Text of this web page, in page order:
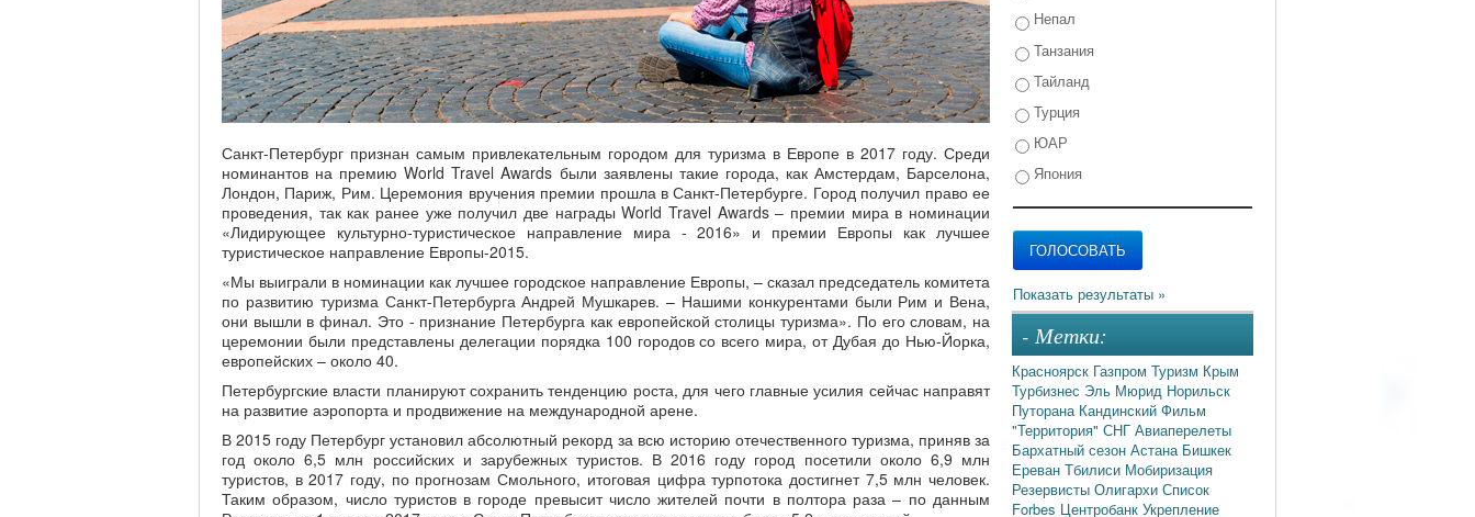
Санкт-Петербург признан самым привлекательным городом для туризма в Европе в 2017 году. Среди
номинантов на премию World Travel Awards были заявлены такие города, как Амстердам, Барселона,
Лондон, Париж, Рим. Церемония вручения премии прошла в Санкт-Петербурге. Город получил право ее
проведения, так как ранее уже получил две награды World Travel Awards – премии мира в номинации
«Лидирующее культурно-туристическое направление мира - 2016» и премии Европы как лучшее
туристическое направление Европы-2015.
«Мы выиграли в номинации как лучшее городское направление Европы, – сказал председатель комитета
по развитию туризма Санкт-Петербурга Андрей Мушкарев. – Нашими конкурентами были Рим и Вена,
они вышли в финал. Это - признание Петербурга как европейской столицы туризма». По его словам, на
церемонии были представлены делегации порядка 100 городов со всего мира, от Дубая до Нью-Йорка,
европейских – около 40.
Петербургские власти планируют сохранить тенденцию роста, для чего главные усилия сейчас направят
на развитие аэропорта и продвижение на международной арене.
В 2015 году Петербург установил абсолютный рекорд за всю историю отечественного туризма, приняв за
год около 6,5 млн российских и зарубежных туристов. В 2016 году город посетили около 6,9 млн
туристов, в 2017 году, по прогнозам Смольного, итоговая цифра турпотока достигнет 7,5 млн человек.
Таким образом, число туристов в городе превысит число жителей почти в полтора раза – по данным
Непал
Танзания
Тайланд
Турция
ЮАР
Япония
- Метки:
Красноярск Газпром Туризм Крым
Турбизнес Эль Мюрид Норильск
Путорана Кандинский Фильм
"Территория" СНГ Авиаперелеты
Бархатный сезон Астана Бишкек
Ереван Тбилиси Мобиризация
Резервисты Олигархи Список
Forbes Центробанк Укрепление